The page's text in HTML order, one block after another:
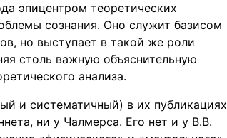
эпицентром теоретических
сознания. Оно служит базисом
но выступает в такой же роли
столь важную объяснительную
анализа.
и систематичный) в их публикациях
ни у Чалмерса. Его нет и у В.В.